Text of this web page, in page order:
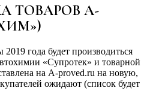
ТОВАРОВ A-
года будет производиться
«Супротек» и товарной
на A-proved.ru на новую,
ожидают (список будет